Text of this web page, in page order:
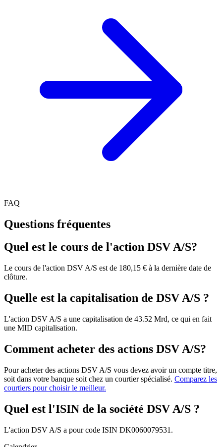
FAQ
Questions fréquentes
Quel est le cours de l'action DSV A/S?
Le cours de l'action DSV A/S est de 180,15 € à la dernière date de
clôture.
Quelle est la capitalisation de DSV A/S ?
L'action DSV A/S a une capitalisation de 43.52 Mrd, ce qui en fait
une MID capitalisation.
Comment acheter des actions DSV A/S?
Pour acheter des actions DSV A/S vous devez avoir un compte titre,
soit dans votre banque soit chez un courtier spécialisé. Comparez les
courtiers pour choisir le meilleur.
Quel est l'ISIN de la société DSV A/S ?
L'action DSV A/S a pour code ISIN DK0060079531.